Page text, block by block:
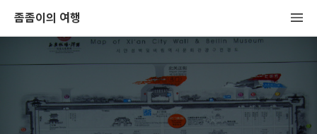
좀좀이의 여행